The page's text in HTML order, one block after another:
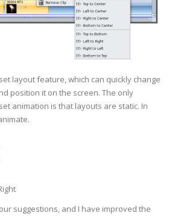
layout feature, which can quickly change
position it on the screen. The only
animation is that layouts are static. In
suggestions, and I have improved the